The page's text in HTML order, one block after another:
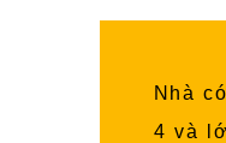
Nhà
4 và